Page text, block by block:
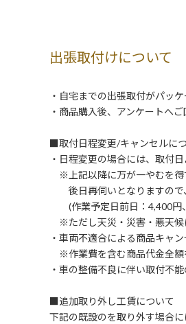
出張取付けについて
・自宅までの出張取付がパッ
・商品購入後、アンケートへ
■取付日程変更/キャンセルに
・日程変更の場合には、取付
※上記以降に万が一やむを得
後日再伺いとなりますので
(作業予定日前日：4,400円
※ただし天災・災害・悪天候
・車両不適合による商品キャン
※作業費を含む商品代金全額
・車の整備不良に伴い取付不
■追加取り外し工賃について
下記の既設のを取り外す場合に